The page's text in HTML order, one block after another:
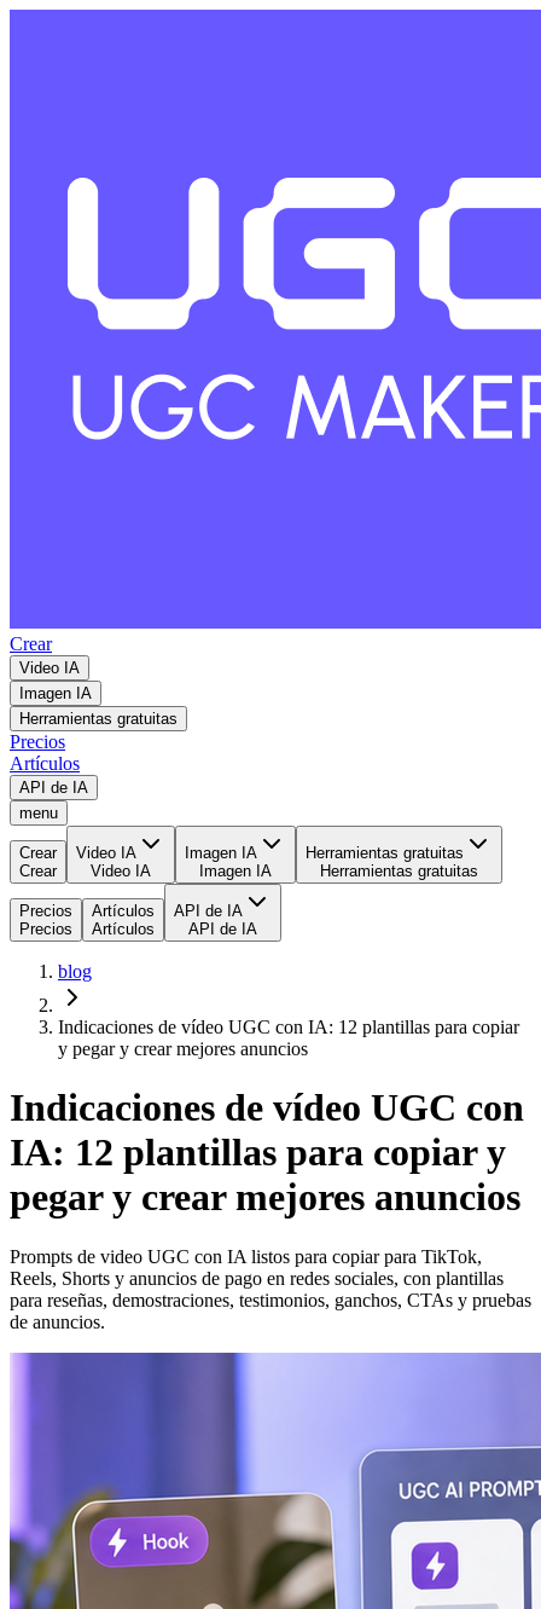
Crear
Video IA
Imagen IA
Herramientas gratuitas
Precios
Artículos
API de IA
menu
Crear
Crear
Video IA
Video IA
Imagen IA
Imagen IA
Herramientas gratuitas
Herramientas gratuitas
Precios
Precios
Artículos
Artículos
API de IA
API de IA
blog
Indicaciones de vídeo UGC con IA: 12 plantillas para copiar
y pegar y crear mejores anuncios
Indicaciones de vídeo UGC con
IA: 12 plantillas para copiar y
pegar y crear mejores anuncios
Prompts de video UGC con IA listos para copiar para TikTok,
Reels, Shorts y anuncios de pago en redes sociales, con plantillas
para reseñas, demostraciones, testimonios, ganchos, CTAs y pruebas
de anuncios.